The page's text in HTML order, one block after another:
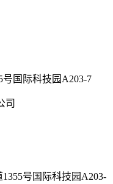
国际科技园A203-7
司
号国际科技园A203-